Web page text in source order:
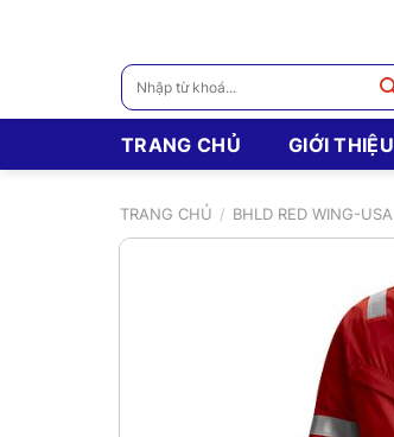
Tìm
kiếm:
TRANG CHỦ GIỚI THIỆU
TRANG CHỦ / BHLD RED WING-USA